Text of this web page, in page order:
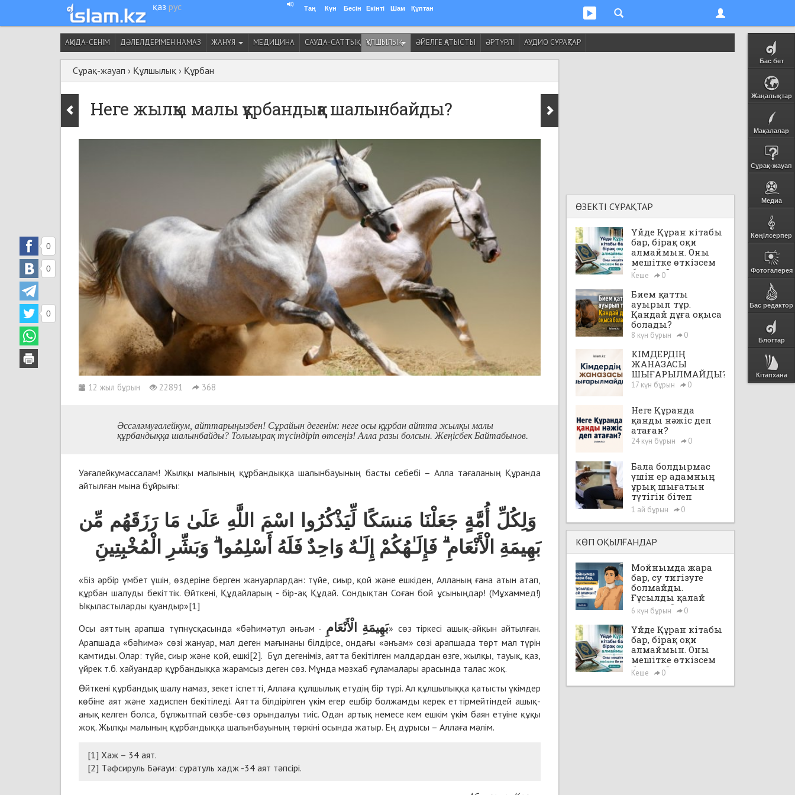
қаз рус Таң Күн Бесін Екінті Шам Құптан
Бас бет
Жаңалықтар
Мақалалар
Сұрақ-жауап
Медиа
Көңілсерпер
Фотогалерея
Бас редактор
Блогтар
Кітапхана
АҚИДА-СЕНІМ ДӘЛЕЛДЕРІМЕН НАМАЗ ЖАНҰЯ МЕДИЦИНА САУДА-САТТЫҚ ҚҰЛШЫЛЫҚ ӘЙЕЛГЕ ҚАТЫСТЫ ӘРТҮРЛІ АУДИО СҰРАҚТАР
Сұрақ-жауап › Құлшылық › Құрбан
Неге жылқы малы құрбандыққа шалынбайды?
12 жыл бұрын 22891 368
0
0
0
Әссәләмуғалейкум, айттарыңызбен! Сұрайын дегенім: неге осы құрбан айтта жылқы малы
құрбандыққа шалынбайды? Толығырақ түсіндіріп өтсеңіз! Алла разы болсын. Жеңісбек Байтабынов.
Уағалейкумассалам! Жылқы малының құрбандыққа шалынбауының басты себебі – Алла тағаланың Құранда
айтылған мына бұйрығы:
وَلِكُلِّ أُمَّةٍ جَعَلْنَا مَنسَكًا لِّيَذْكُرُوا اسْمَ اللَّهِ عَلَىٰ مَا رَزَقَهُم مِّن
بَهِيمَةِ الْأَنْعَامِ ۗ فَإِلَـٰهُكُمْ إِلَـٰهٌ وَاحِدٌ فَلَهُ أَسْلِمُوا ۗ وَبَشِّرِ الْمُخْبِتِينَِ
«Біз әрбір үмбет үшін, өздеріне берген жануарлардан: түйе, сиыр, қой және ешкіден, Алланың ғана атын атап,
құрбан шалуды бекіттік. Өйткені, Құдайларың - бір-ақ Құдай. Сондықтан Соған бой ұсыныңдар! (Мұхаммед!)
Ықыластыларды қуандыр»[1]
Осы аяттың арапша түпнұсқасында «бәһимәтул әнъам - بَهِيمَةِ الْأَنْعَامِ» сөз тіркесі ашық-айқын айтылған.
Арапшада «бәһимә» сөзі жануар, мал деген мағынаны білдірсе, ондағы «әнъам» сөзі арапшада төрт мал түрін
қамтиды. Олар: түйе, сиыр және қой, ешкі[2]. Бұл дегеніміз, аятта бекітілген малдардан өзге, жылқы, тауық, қаз,
үйрек т.б. хайуандар құрбандыққа жарамсыз деген сөз. Мұнда мәзхаб ғұламалары арасында талас жоқ.
Өйткені құрбандық шалу намаз, зекет іспетті, Аллаға құлшылық етудің бір түрі. Ал құлшылыққа қатысты үкімдер
көбіне аят және хадиспен бекітіледі. Аятта білдірілген үкім егер ешбір болжамды керек еттірмейтіндей ашық-
анық келген болса, бұлжытпай сөзбе-сөз орындалуы тиіс. Одан артық немесе кем ешкім үкім баян етуіне құқы
жоқ. Жылқы малының құрбандыққа шалынбауының төркіні осында жатыр. Ең дұрысы – Аллаға мәлім.
[1] Хаж – 34 аят.
[2] Тәфсируль Бәғауи: суратуль хадж -34 аят тәпсірі.
ӨЗЕКТІ СҰРАҚТАР
Үйде Құран кітабы
бар, бірақ оқи
алмаймын. Оны
мешітке өткізсем
бе екен?
Кеше 0
Бием қатты
ауырып тұр.
Қандай дұға оқыса
болады?
8 күн бұрын 0
КІМДЕРДІҢ
ЖАНАЗАСЫ
ШЫҒАРЫЛМАЙДЫ?
17 күн бұрын 0
Неге Құранда
қанды нәжіс деп
атаған?
24 күн бұрын 0
Бала болдырмас
үшін ер адамның
ұрық шығатын
түтігін бітеп
тастауға, яғни,
"вазэктомия"
жасатуға бола ма?
1 ай бұрын 0
КӨП ОҚЫЛҒАНДАР
Мойнымда жара
бар, су тигізуге
болмайды.
Ғұсылды қалай
аламын?
6 күн бұрын 0
Үйде Құран кітабы
бар, бірақ оқи
алмаймын. Оны
мешітке өткізсем
бе екен?
Кеше 0